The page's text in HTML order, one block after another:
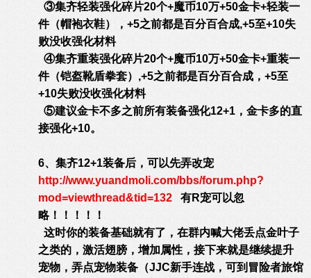
③集齐轻装强化碎片20个+魔币10万+50金卡+轻装一
件（帽袍衣鞋），+5之前都是百分百合成,+5至+10失
败没收强化材料
④集齐重装强化碎片20个+魔币10万+50金卡+重装一
件（铠盔靴盾拳套）,+5之前都是百分百合成，+5至
+10失败没收强化材料
⑤建议金卡不多之前所有装备强化12+1，金卡多的直
接强化+10。
6、集齐12+1装备后，可以先弄改宠
http://www.yuandmoli.com/bbs/forum.php?
mod=viewthread&tid=132 有R宠可以忽
略！！！！！
这时你的装备基础就有了，在群内喊大佬丢点金叶子
之类的，激活翅膀，增加属性，接下来就是继续提升
宠物，弄点宠物装备（JJC新手连战，可到冒险者旅馆